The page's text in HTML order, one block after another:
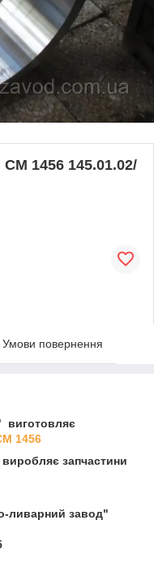
1456 145.01.02/
Умови повернення
виготовляє
1456
запчастини
ливарний завод"